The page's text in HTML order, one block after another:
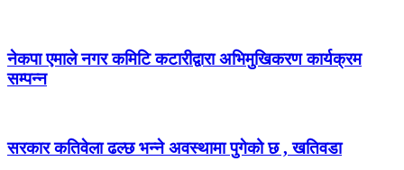
नेकपा एमाले नगर कमिटि कटारीद्वारा अभिमुखिकरण कार्यक्रम
सम्पन्न
सरकार कतिवेला ढल्छ भन्ने अवस्थामा पुगेको छ , खतिवडा